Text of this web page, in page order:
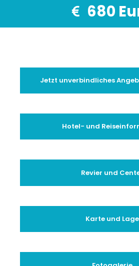
680
Jetzt unverbindliches
Hotel- und
Revier und
Karte und Lage